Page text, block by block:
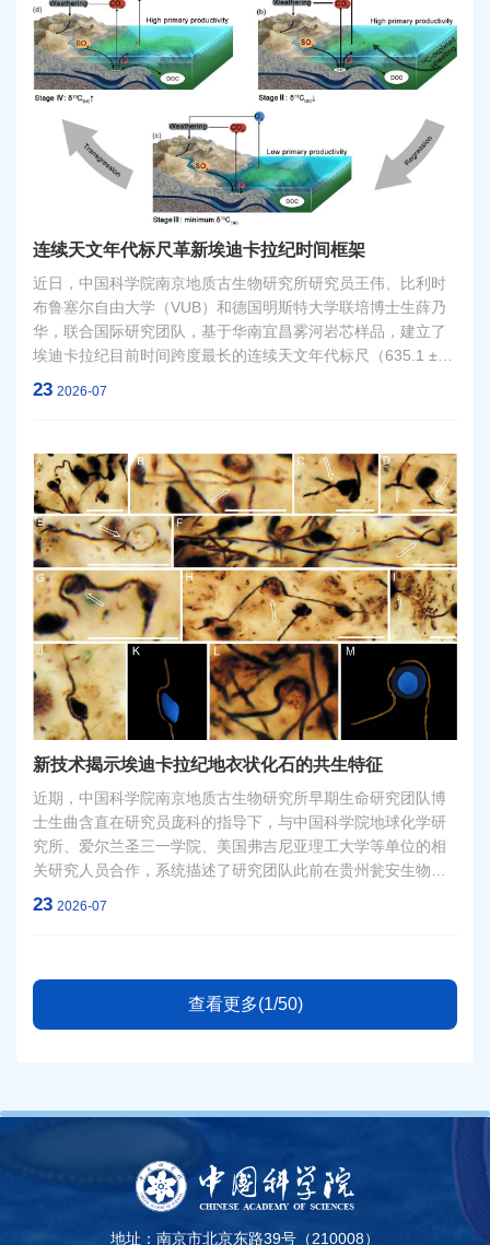
连续天文年代标尺革新埃迪卡拉纪时间框架
近日，中国科学院南京地质古生物研究所研究员王伟、比利时
布鲁塞尔自由大学（VUB）和德国明斯特大学联培博士生薛乃
华，联合国际研究团队，基于华南宜昌雾河岩芯样品，建立了
埃迪卡拉纪目前时间跨度最长的连续天文年代标尺（635.1 ±
0.6 Ma 至 568.3 ± 6.8 Ma）。该标尺为埃迪卡拉纪地球化学扰
地碳同位素扰动与二级海平面变化之间的耦合关系。相关论文
近日发表于国际学术期刊《前寒武纪研究》（Precambrian
Research）。
23 2026-07
新技术揭示埃迪卡拉纪地衣状化石的共生特征
近期，中国科学院南京地质古生物研究所早期生命研究团队博
士生曲含直在研究员庞科的指导下，与中国科学院地球化学研
究所、爱尔兰圣三一学院、美国弗吉尼亚理工大学等单位的相
关研究人员合作，系统描述了研究团队此前在贵州瓮安生物群
（约6亿年前）中报道的地衣状菌藻共生体化石，将其命名为原
等新技术对该化石进行了三维形态复原和谱学分析，揭示了现
代类型地衣出现以前菌藻共生体的形态特征及其演化模式。该
23 2026-07
查看更多(1/50)
地址：南京市北京东路39号（210008）